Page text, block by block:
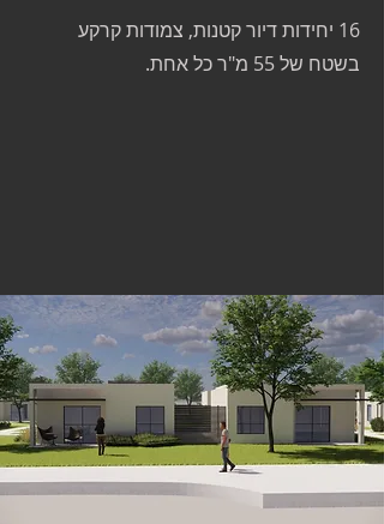
16 יחידות דיור קטנות, צמודות קרקע
בשטח של 55 מ"ר כל אחת.